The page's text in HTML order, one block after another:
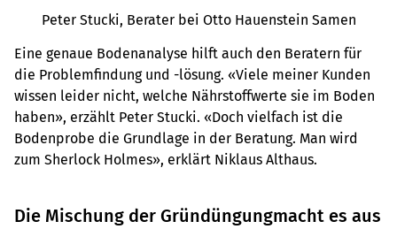
Peter Stucki, Berater bei Otto Hauenstein Samen
Eine genaue Bodenanalyse hilft auch den Beratern für
die Problemfindung und -lösung. «Viele meiner Kunden
wissen leider nicht, welche Nährstoffwerte sie im Boden
haben», erzählt Peter Stucki. «Doch vielfach ist die
Bodenprobe die Grundlage in der Beratung. Man wird
zum Sherlock Holmes», erklärt Niklaus Althaus.
Die Mischung der Gründüngungmacht es aus